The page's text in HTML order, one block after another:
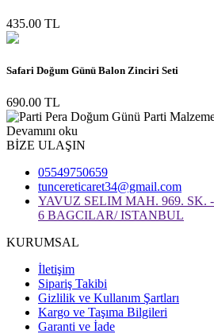
435.00 TL
Safari Doğum Günü Balon Zinciri Seti
690.00 TL
Devamını oku
BİZE ULAŞIN
05549750659
tuncereticaret34@gmail.com
YAVUZ SELIM MAH. 969. SK.
6 BAGCILAR/ ISTANBUL
KURUMSAL
İletişim
Sipariş Takibi
Gizlilik ve Kullanım Şartları
Kargo ve Taşıma Bilgileri
Garanti ve İade